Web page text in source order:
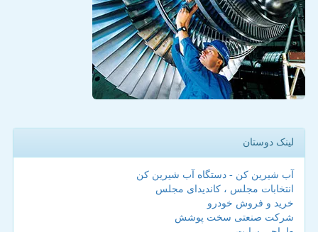
لینک دوستان
آب شیرین کن - دستگاه آب شیرین کن
انتخابات مجلس ، کاندیدای مجلس
خرید و فروش خودرو
شرکت صنعتی سخت پوشش